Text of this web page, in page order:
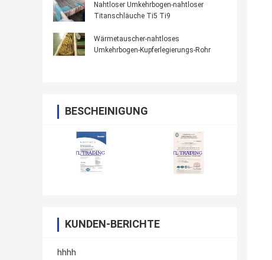
Nahtloser Umkehrbogen-nahtloser
Titanschläuche Ti5 Ti9
Wärmetauscher-nahtloses
Umkehrbogen-Kupferlegierungs-Rohr
BESCHEINIGUNG
KUNDEN-BERICHTE
hhhh